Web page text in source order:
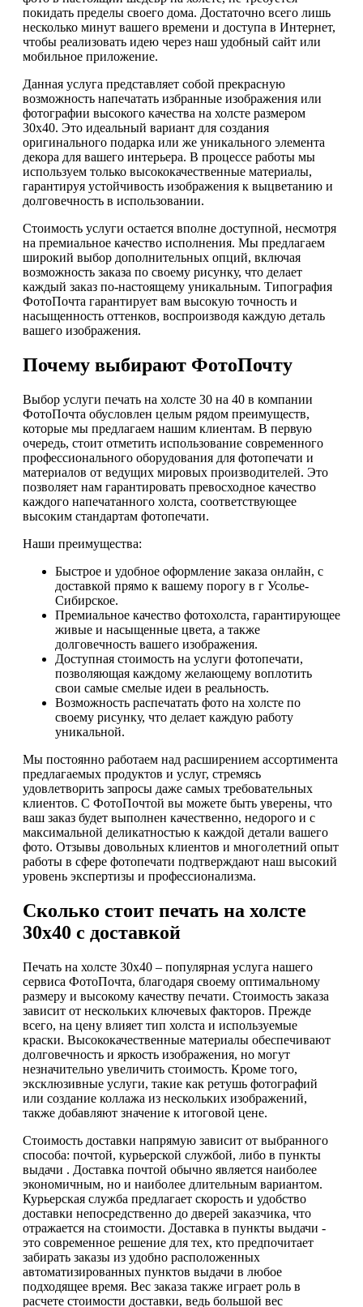
покидать пределы своего дома. Достаточно всего лишь
несколько минут вашего времени и доступа в Интернет,
чтобы реализовать идею через наш удобный сайт или
мобильное приложение.
Данная услуга представляет собой прекрасную
возможность напечатать избранные изображения или
фотографии высокого качества на холсте размером
30х40. Это идеальный вариант для создания
оригинального подарка или же уникального элемента
декора для вашего интерьера. В процессе работы мы
используем только высококачественные материалы,
гарантируя устойчивость изображения к выцветанию и
долговечность в использовании.
Стоимость услуги остается вполне доступной, несмотря
на премиальное качество исполнения. Мы предлагаем
широкий выбор дополнительных опций, включая
возможность заказа по своему рисунку, что делает
каждый заказ по-настоящему уникальным. Типография
ФотоПочта гарантирует вам высокую точность и
насыщенность оттенков, воспроизводя каждую деталь
вашего изображения.
Почему выбирают ФотоПочту
Выбор услуги печать на холсте 30 на 40 в компании
ФотоПочта обусловлен целым рядом преимуществ,
которые мы предлагаем нашим клиентам. В первую
очередь, стоит отметить использование современного
профессионального оборудования для фотопечати и
материалов от ведущих мировых производителей. Это
позволяет нам гарантировать превосходное качество
каждого напечатанного холста, соответствующее
высоким стандартам фотопечати.
Наши преимущества:
Быстрое и удобное оформление заказа онлайн, с
доставкой прямо к вашему порогу в г Усолье-
Сибирское.
Премиальное качество фотохолста, гарантирующее
живые и насыщенные цвета, а также
долговечность вашего изображения.
Доступная стоимость на услуги фотопечати,
позволяющая каждому желающему воплотить
свои самые смелые идеи в реальность.
Возможность распечатать фото на холсте по
своему рисунку, что делает каждую работу
уникальной.
Мы постоянно работаем над расширением ассортимента
предлагаемых продуктов и услуг, стремясь
удовлетворить запросы даже самых требовательных
клиентов. С ФотоПочтой вы можете быть уверены, что
ваш заказ будет выполнен качественно, недорого и с
максимальной деликатностью к каждой детали вашего
фото. Отзывы довольных клиентов и многолетний опыт
работы в сфере фотопечати подтверждают наш высокий
уровень экспертизы и профессионализма.
Сколько стоит печать на холсте
30х40 с доставкой
Печать на холсте 30х40 – популярная услуга нашего
сервиса ФотоПочта, благодаря своему оптимальному
размеру и высокому качеству печати. Стоимость заказа
зависит от нескольких ключевых факторов. Прежде
всего, на цену влияет тип холста и используемые
краски. Высококачественные материалы обеспечивают
долговечность и яркость изображения, но могут
незначительно увеличить стоимость. Кроме того,
эксклюзивные услуги, такие как ретушь фотографий
или создание коллажа из нескольких изображений,
также добавляют значение к итоговой цене.
Стоимость доставки напрямую зависит от выбранного
способа: почтой, курьерской службой, либо в пункты
выдачи . Доставка почтой обычно является наиболее
экономичным, но и наиболее длительным вариантом.
Курьерская служба предлагает скорость и удобство
доставки непосредственно до дверей заказчика, что
отражается на стоимости. Доставка в пункты выдачи -
это современное решение для тех, кто предпочитает
забирать заказы из удобно расположенных
автоматизированных пунктов выдачи в любое
подходящее время. Вес заказа также играет роль в
расчете стоимости доставки, ведь большой вес